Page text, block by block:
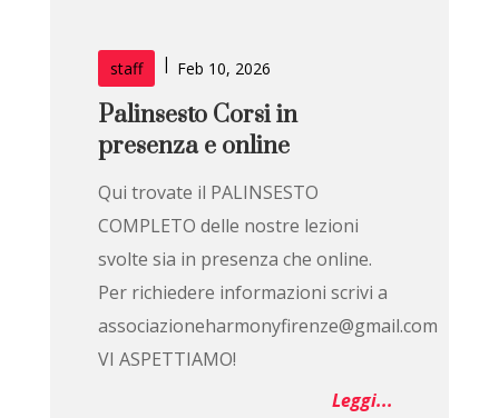
staff | Feb 10, 2026
Palinsesto Corsi in
presenza e online
Qui trovate il PALINSESTO
COMPLETO delle nostre lezioni
svolte sia in presenza che online.
Per richiedere informazioni scrivi a
associazioneharmonyfirenze@gmail.com
VI ASPETTIAMO!
Leggi...